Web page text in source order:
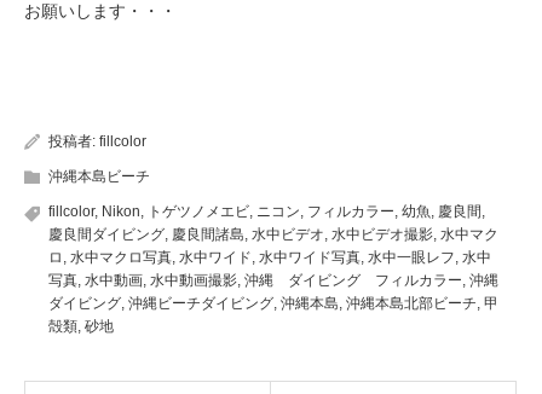
お願いします・・・
投稿者: fillcolor
沖縄本島ビーチ
fillcolor, Nikon, トゲツノメエビ, ニコン, フィルカラー, 幼魚, 慶良間 ,
慶良間ダイビング, 慶良間諸島, 水中ビデオ, 水中ビデオ撮影, 水中マク
ロ , 水中マクロ写真, 水中ワイド, 水中ワイド写真, 水中一眼レフ, 水中
写真, 水中動画, 水中動画撮影, 沖縄 ダイビング フィルカラー, 沖縄
ダイビング, 沖縄ビーチダイビング, 沖縄本島, 沖縄本島北部ビーチ, 甲
殻類, 砂地